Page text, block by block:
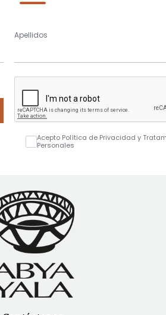
Apellidos
Acepto Política de Privacidad y
Personales